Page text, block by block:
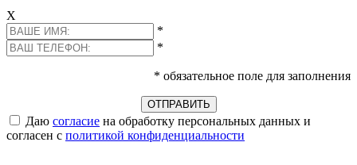
Х
*
*
* обязательное поле для заполнения
Даю согласие на обработку персональных данных и
согласен с политикой конфиденциальности